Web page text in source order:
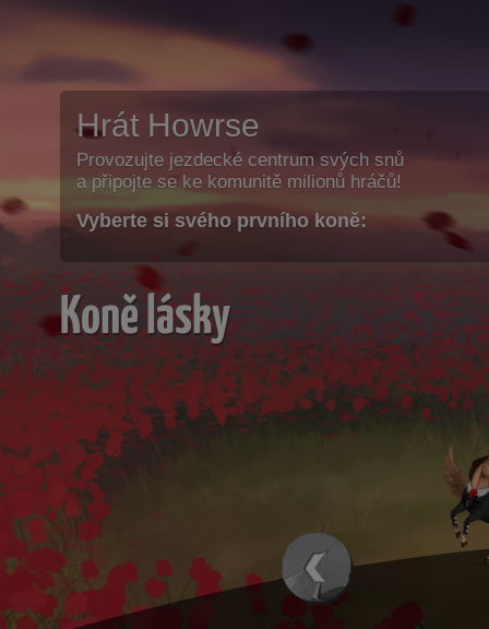
Hrát Howrse
Provozujte jezdecké centrum svých snů
a připojte se ke komunitě milionů hráčů!
Vyberte si svého prvního koně:
Koně lásky